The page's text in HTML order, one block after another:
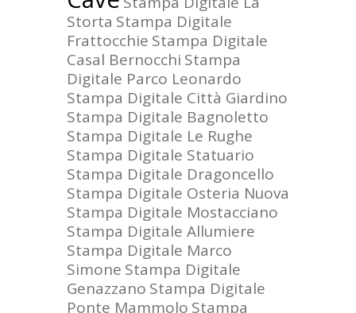
Storta Stampa Digitale
Frattocchie Stampa Digitale
Casal Bernocchi Stampa
Digitale Parco Leonardo
Stampa Digitale Città Giardino
Stampa Digitale Bagnoletto
Stampa Digitale Le Rughe
Stampa Digitale Statuario
Stampa Digitale Dragoncello
Stampa Digitale Osteria Nuova
Stampa Digitale Mostacciano
Stampa Digitale Allumiere
Stampa Digitale Marco
Simone Stampa Digitale
Genazzano Stampa Digitale
Ponte Mammolo Stampa